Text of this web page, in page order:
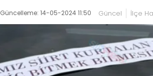
Güncelleme: 14-05-2024 11:50 Güncel İlçe